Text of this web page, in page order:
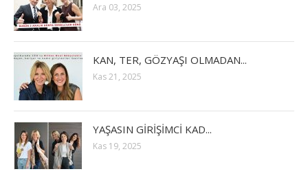
Ara 03, 2025
KAN, TER, GÖZYAŞI OLMADAN...
Kas 21, 2025
YAŞASIN GİRİŞİMCİ KAD...
Kas 19, 2025